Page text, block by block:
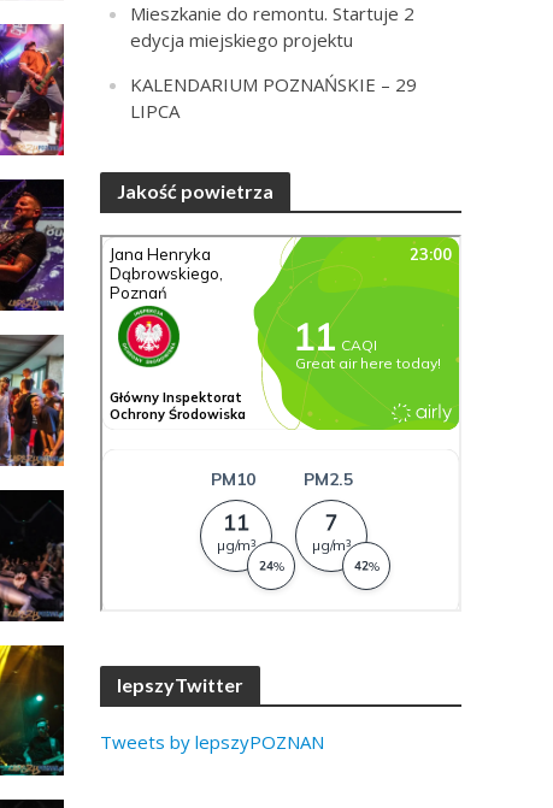
Mieszkanie do remontu. Startuje 2
edycja miejskiego projektu
KALENDARIUM POZNAŃSKIE – 29
LIPCA
Jakość powietrza
lepszyTwitter
Tweets by lepszyPOZNAN